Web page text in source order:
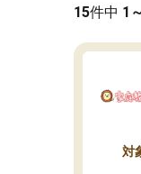
15件中 1
対